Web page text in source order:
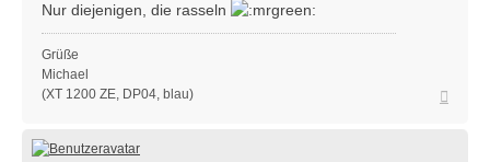
Nur diejenigen, die rasseln
Grüße
Michael
(XT 1200 ZE, DP04, blau)